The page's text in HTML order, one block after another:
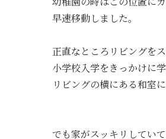
早速移動しました。
正直なところリビングを
小学校入学をきっかけに学
リビングの横にある和室
でも家がスッキリしてい